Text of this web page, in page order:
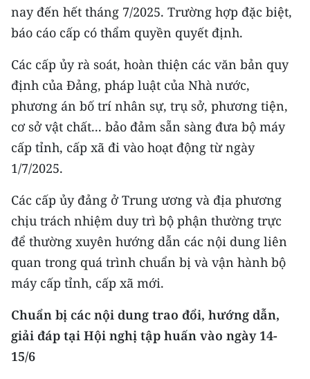
Đông Nam Bộ
Đồng bằng sông Cửu Long
Chuyên trang Hà Nội
Chuyên trang TP. Hồ Chí Minh
CHUYÊN ĐỀ
CÁC CHUYÊN TRANG
VỀ BÁO NHÂN DÂN
THỜI NAY
NHÂN DÂN CUỐI TUẦN
NHÂN DÂN HẰNG THÁNG
MUA BÁO
nay đến hết tháng 7/2025. Trường hợp đặc biệt,
báo cáo cấp có thẩm quyền quyết định.
Các cấp ủy rà soát, hoàn thiện các văn bản quy
định của Đảng, pháp luật của Nhà nước,
phương án bố trí nhân sự, trụ sở, phương tiện,
cơ sở vật chất... bảo đảm sẵn sàng đưa bộ máy
cấp tỉnh, cấp xã đi vào hoạt động từ ngày
1/7/2025.
Các cấp ủy đảng ở Trung ương và địa phương
chịu trách nhiệm duy trì bộ phận thường trực
để thường xuyên hướng dẫn các nội dung liên
quan trong quá trình chuẩn bị và vận hành bộ
máy cấp tỉnh, cấp xã mới.
Chuẩn bị các nội dung trao đổi, hướng dẫn,
giải đáp tại Hội nghị tập huấn vào ngày 14-
15/6